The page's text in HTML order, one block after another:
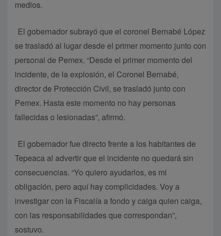
medios.
El gobernador subrayó que el coronel Bernabé López
se trasladó al lugar desde el primer momento junto con
personal de Pemex. “Desde el primer momento del
incidente, de la explosión, el Coronel Bernabé,
director de Protección Civil, se trasladó junto con
Pemex. Hasta este momento no hay personas
fallecidas o lesionadas”, afirmó.
El gobernador fue directo frente a los habitantes de
Tepeaca al advertir que el incidente no quedará sin
consecuencias. “Yo quiero ayudarlos, es mi
obligación, pero aquí hay complicidades. Voy a
investigar con la Fiscalía a fondo y caiga quien caiga,
con las responsabilidades que correspondan”,
sostuvo.